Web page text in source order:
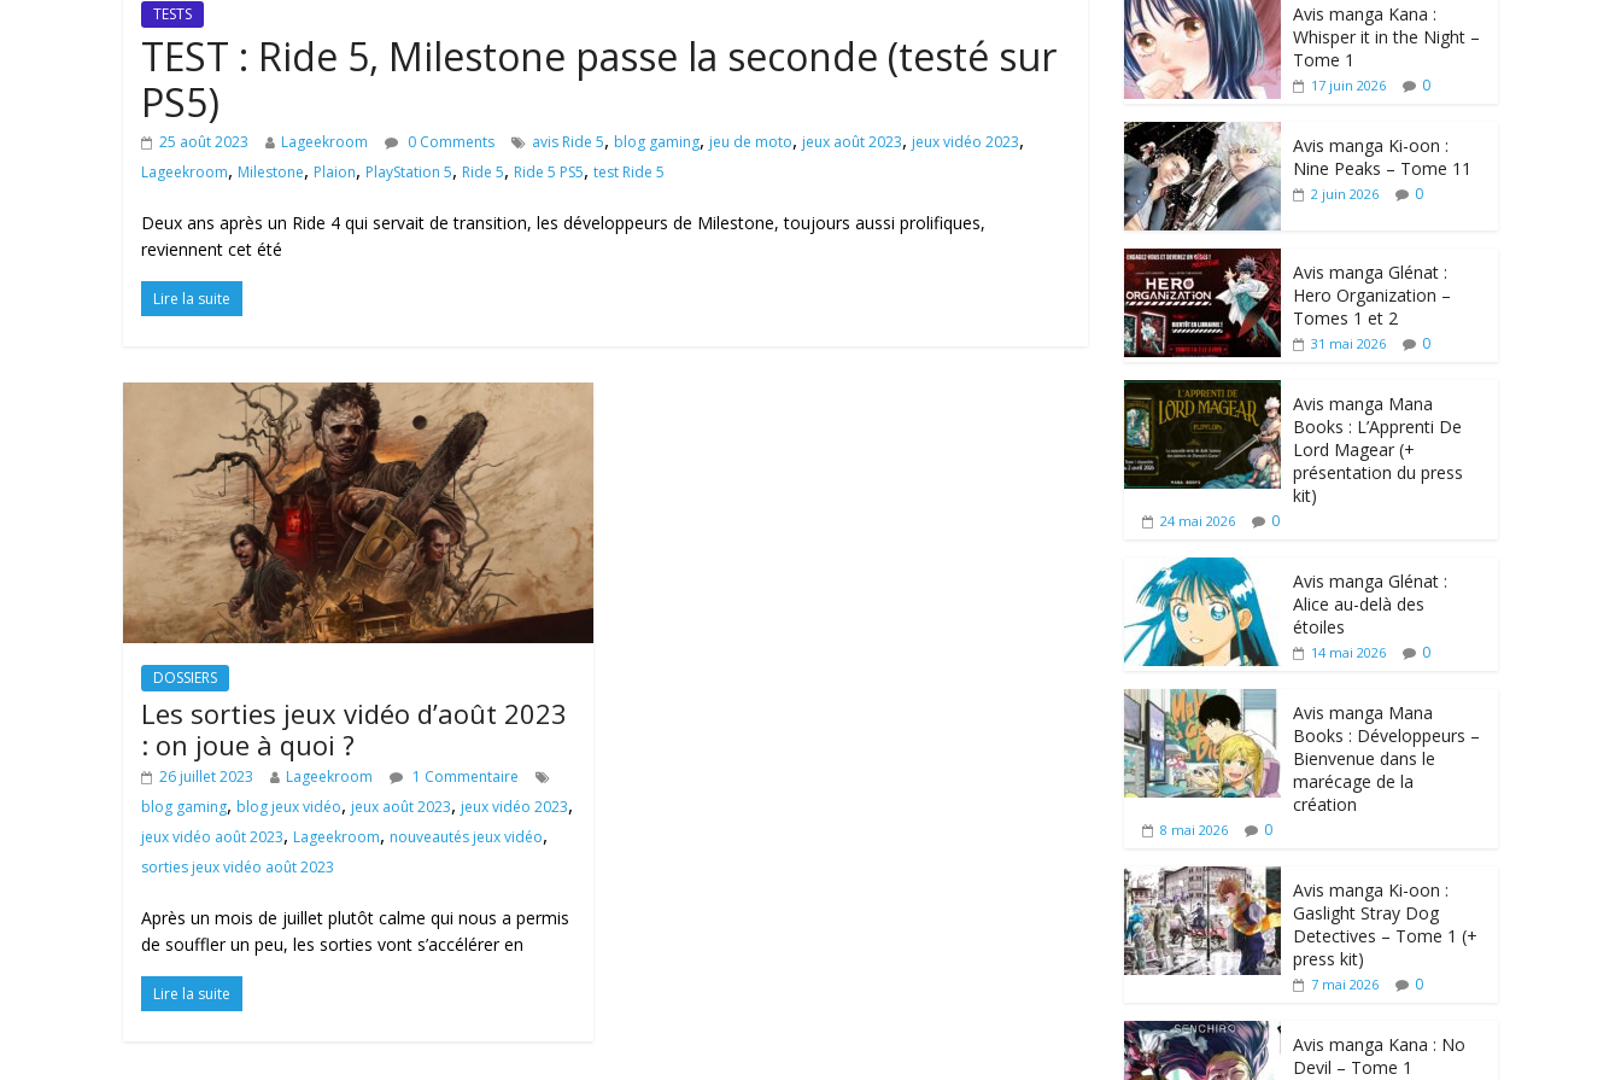
TESTS
TEST : Ride 5, Milestone passe la seconde (testé sur
PS5)
25 août 2023 Lageekroom 0 Comments avis Ride 5, blog gaming, jeu de moto, jeux août 2023, jeux vidéo 2023,
Lageekroom, Milestone, Plaion, PlayStation 5, Ride 5, Ride 5 PS5, test Ride 5
Deux ans après un Ride 4 qui servait de transition, les développeurs de Milestone, toujours aussi prolifiques,
reviennent cet été
Lire la suite
DOSSIERS
Les sorties jeux vidéo d’août 2023
: on joue à quoi ?
26 juillet 2023 Lageekroom
1 Commentaire
blog gaming, blog jeux vidéo, jeux août 2023, jeux vidéo 2023,
jeux vidéo août 2023, Lageekroom, nouveautés jeux vidéo,
sorties jeux vidéo août 2023
Après un mois de juillet plutôt calme qui nous a permis
de souffler un peu, les sorties vont s’accélérer en
Lire la suite
Avis manga Kana :
Whisper it in the Night –
Tome 1
17 juin 2026 0
Avis manga Ki-oon :
Nine Peaks – Tome 11
2 juin 2026 0
Avis manga Glénat :
Hero Organization –
Tomes 1 et 2
31 mai 2026 0
Avis manga Mana
Books : L’Apprenti De
Lord Magear (+
présentation du press
kit)
24 mai 2026 0
Avis manga Glénat :
Alice au-delà des
étoiles
14 mai 2026 0
Avis manga Mana
Books : Développeurs –
Bienvenue dans le
marécage de la
création
8 mai 2026 0
Avis manga Ki-oon :
Gaslight Stray Dog
Detectives – Tome 1 (+
press kit)
7 mai 2026 0
Avis manga Kana : No
Devil – Tome 1